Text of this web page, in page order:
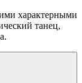
характерными
танец,